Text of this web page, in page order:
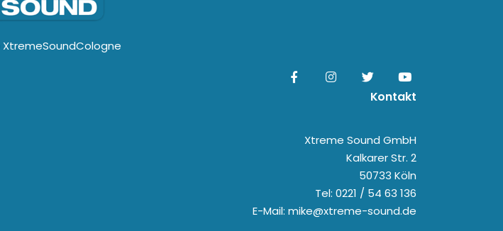
XtremeSoundCologne
Kontakt
Xtreme Sound GmbH
Kalkarer Str. 2
50733 Köln
Tel: 0221 / 54 63 136
E-Mail: mike@xtreme-sound.de